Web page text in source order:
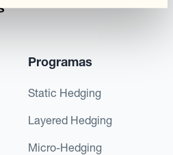
Programas
Static Hedging
Layered Hedging
Micro-Hedging